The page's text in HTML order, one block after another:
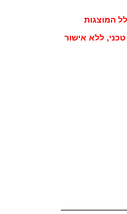
המוצגות
ללא אישור